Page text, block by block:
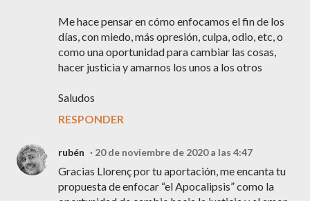
Me hace pensar en cómo enfocamos el fin de los
días, con miedo, más opresión, culpa, odio, etc, o
como una oportunidad para cambiar las cosas,
hacer justicia y amarnos los unos a los otros
Saludos
RESPONDER
rubén 20 de noviembre de 2020 a las 4:47
Gracias Llorenç por tu aportación, me encanta tu
propuesta de enfocar “el Apocalipsis” como la